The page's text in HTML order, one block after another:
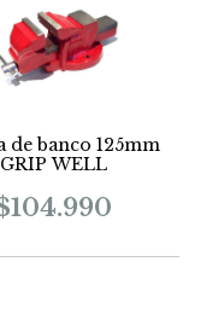
de banco 125mm
GRIP WELL